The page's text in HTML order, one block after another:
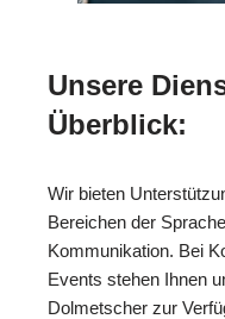
Unsere
Überblick:
Wir bieten
Bereichen der
Kommunikation. Bei
Events stehen Ihnen
Dolmetscher zur